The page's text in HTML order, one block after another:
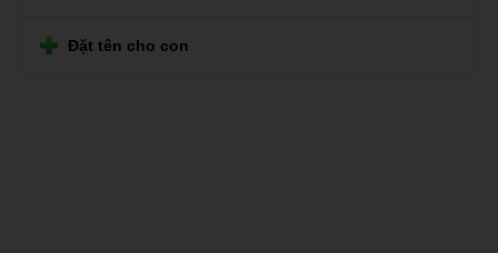
Đặt tên cho con